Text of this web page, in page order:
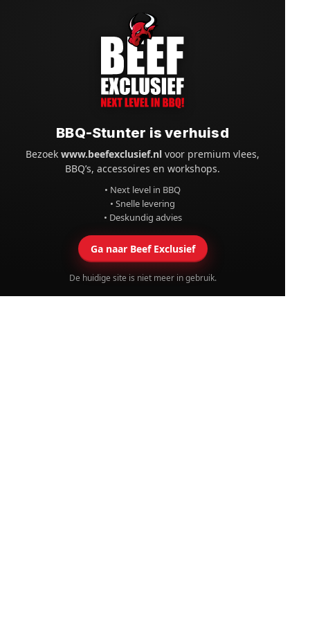
BBQ-Stunter is verhuisd
Bezoekwww.beefexclusief.nl voor premium vlees,
BBQ’s, accessoires en workshops.
• Next level in BBQ
• Snelle levering
• Deskundig advies
Ga naar Beef Exclusief
De huidige site is niet meer in gebruik.